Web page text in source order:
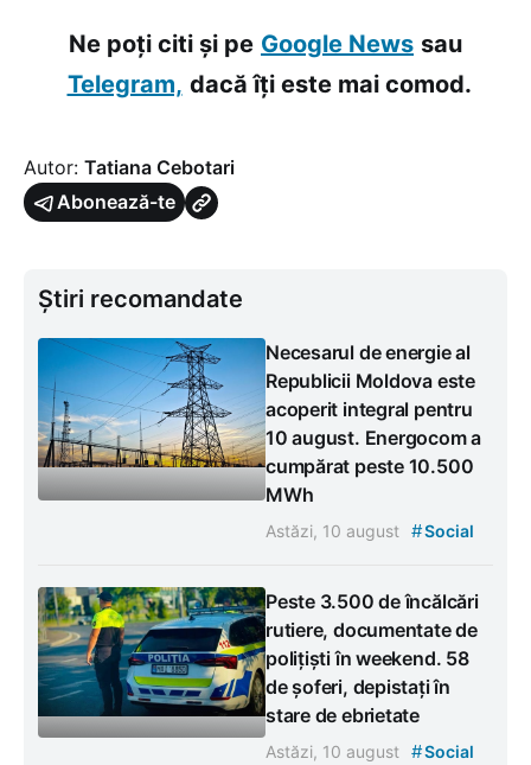
Ne poți citi și pe Google News sau
Telegram, dacă îți este mai comod.
Autor: Tatiana Cebotari
Abonează-te
Știri recomandate
Necesarul de energie al
Republicii Moldova este
acoperit integral pentru
10 august. Energocom a
cumpărat peste 10.500
MWh
Astăzi, 10 august #Social
Peste 3.500 de încălcări
rutiere, documentate de
polițiști în weekend. 58
de șoferi, depistați în
stare de ebrietate
Astăzi, 10 august #Social